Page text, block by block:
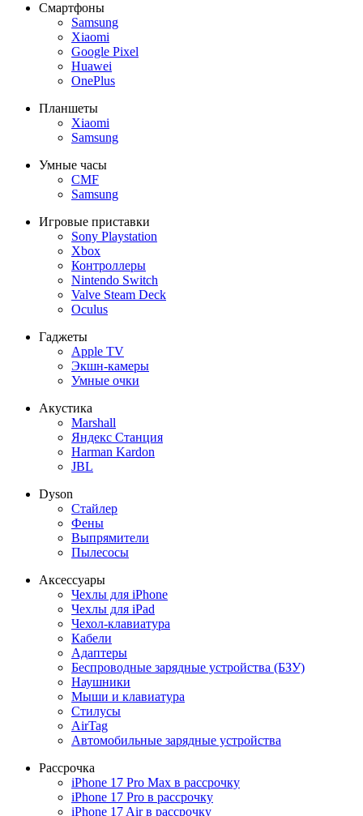
Смартфоны
Samsung
Xiaomi
Google Pixel
Huawei
OnePlus
Планшеты
Xiaomi
Samsung
Умные часы
CMF
Samsung
Игровые приставки
Sony Playstation
Xbox
Контроллеры
Nintendo Switch
Valve Steam Deck
Oculus
Гаджеты
Apple TV
Экшн-камеры
Умные очки
Акустика
Marshall
Яндекс Станция
Harman Kardon
JBL
Dyson
Стайлер
Фены
Выпрямители
Пылесосы
Аксессуары
Чехлы для iPhone
Чехлы для iPad
Чехол-клавиатура
Кабели
Адаптеры
Беспроводные зарядные устройства (БЗУ)
Наушники
Мыши и клавиатура
Стилусы
AirTag
Автомобильные зарядные устройства
Рассрочка
iPhone 17 Pro Max в рассрочку
iPhone 17 Pro в рассрочку
iPhone 17 Air в рассрочку